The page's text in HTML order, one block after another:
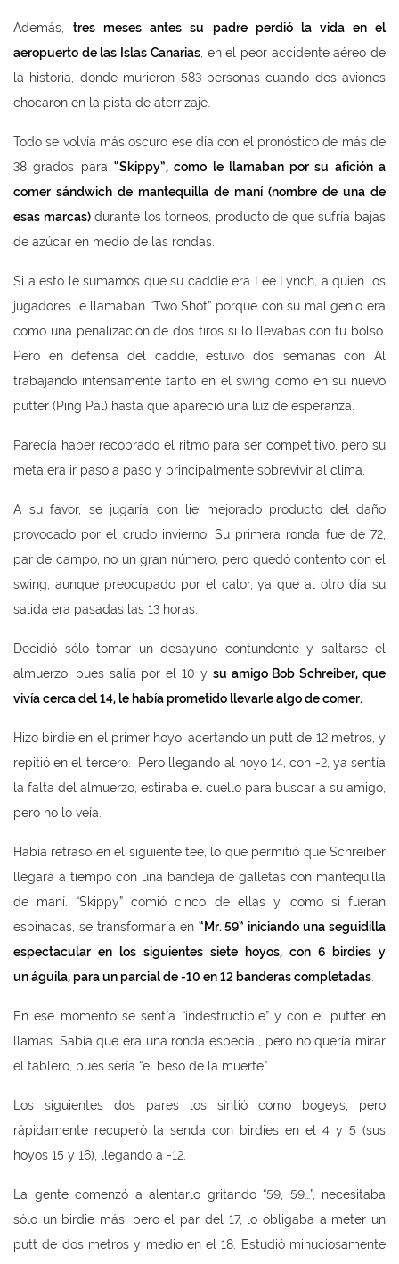
Además,tres meses antes su padre perdió la vida en el
aeropuerto de las Islas Canarias, en el peor accidente aéreo de
la historia, donde murieron 583 personas cuando dos aviones
chocaron en la pista de aterrizaje.
Todo se volvía más oscuro ese día con el pronóstico de más de
38 grados para “Skippy”, como le llamaban por su afición a
comer sándwich de mantequilla de maní (nombre de una de
esas marcas)durante los torneos, producto de que sufría bajas
de azúcar en medio de las rondas.
Si a esto le sumamos que su caddie era Lee Lynch, a quien los
jugadores le llamaban “Two Shot” porque con su mal genio era
como una penalización de dos tiros si lo llevabas con tu bolso.
Pero en defensa del caddie, estuvo dos semanas con Al
trabajando intensamente tanto en el swing como en su nuevo
putter (Ping Pal) hasta que apareció una luz de esperanza.
Parecía haber recobrado el ritmo para ser competitivo, pero su
meta era ir paso a paso y principalmente sobrevivir al clima.
A su favor, se jugaría con lie mejorado producto del daño
provocado por el crudo invierno. Su primera ronda fue de 72,
par de campo, no un gran número, pero quedó contento con el
swing, aunque preocupado por el calor, ya que al otro día su
salida era pasadas las 13 horas.
Decidió sólo tomar un desayuno contundente y saltarse el
almuerzo, pues salía por el 10 y su amigo Bob Schreiber, que
vivía cerca del 14, le había prometido llevarle algo de comer.
Hizo birdie en el primer hoyo, acertando un putt de 12 metros, y
repitió en el tercero. Pero llegando al hoyo 14, con -2, ya sentía
la falta del almuerzo, estiraba el cuello para buscar a su amigo,
pero no lo veía.
Había retraso en el siguiente tee, lo que permitió que Schreiber
llegará a tiempo con una bandeja de galletas con mantequilla
de maní. “Skippy” comió cinco de ellas y, como si fueran
espinacas, se transformaría en “Mr. 59” iniciando una seguidilla
espectacular en los siguientes siete hoyos, con 6 birdies y
unáguila, para un parcial de -10 en 12 banderas completadas
En ese momento se sentía “indestructible” y con el putter en
llamas. Sabía que era una ronda especial, pero no quería mirar
el tablero, pues sería “el beso de la muerte”.
Los siguientes dos pares los sintió como bogeys, pero
rápidamente recuperó la senda con birdies en el 4 y 5 (sus
hoyos 15 y 16), llegando a -12.
La gente comenzó a alentarlo gritando “59, 59…”, necesitaba
sólo un birdie más, pero el par del 17, lo obligaba a meter un
putt de dos metros y medio en el 18. Estudió minuciosamente